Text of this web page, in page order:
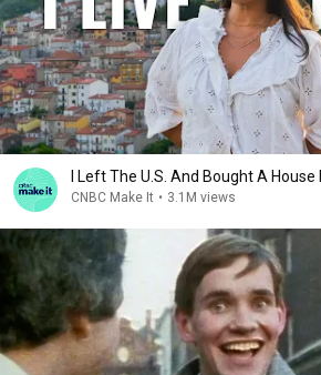
I Left The U.S. And Bought A House
CNBC Make It • 3.1M views